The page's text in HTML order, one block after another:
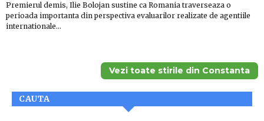
Premierul demis, Ilie Bolojan sustine ca Romania traverseaza o
perioada importanta din perspectiva evaluarilor realizate de agentiile
internationale…
Vezi toate stirile din Constanta
CAUTA